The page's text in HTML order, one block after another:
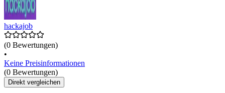
hackajob
(0 Bewertungen)
•
Keine Preisinformationen
(0 Bewertungen)
Direkt vergleichen